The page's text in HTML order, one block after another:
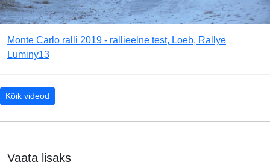
Monte Carlo ralli 2019 - rallieelne test, Loeb, Rallye
Luminy13
Kõik videod
Vaata lisaks